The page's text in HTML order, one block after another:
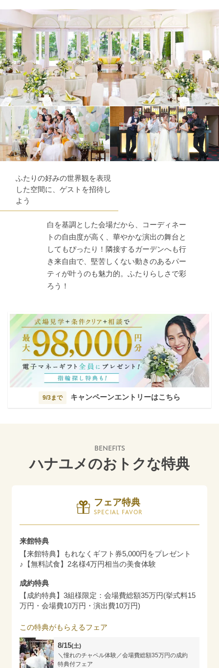
ふたりの好みの世界観を表現
した空間に、ゲストを招待し
よう
白を基調とした会場だから、コーディネー
トの自由度が高く、華やかな演出の舞台と
してもぴったり！隣接するガーデンへも行
き来自由で、堅苦しくない動きのあるパー
ティが叶うのも魅力的。ふたりらしさで彩
ろう！
9/3まで キャンペーンエントリーはこちら
BENEFITS
ハナユメのおトクな特典
フェア特典
SPECIAL FAVOR
来館特典
【来館特典】もれなくギフト券5,000円をプレゼント
♪【無料試食】2名様4万円相当の美食体験
成約特典
【成約特典】3組様限定：会場費総額35万円(挙式料15
万円・会場費10万円・演出費10万円)
この特典がもらえるフェア
8/15(土)
＼憧れのチャペル体験／会場費総額35万円の成約
特典付フェア